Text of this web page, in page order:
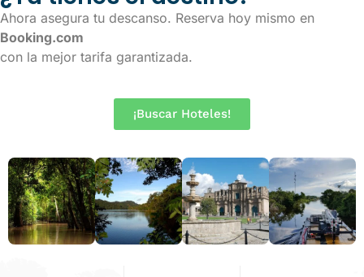
Ahora asegura tu descanso. Reserva hoy mismo en
Booking.com
con la mejor tarifa garantizada.
¡Buscar Hoteles!